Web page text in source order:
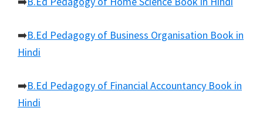
➡️B.Ed Pedagogy of Business Organisation Book in
Hindi
➡️B.Ed Pedagogy of Financial Accountancy Book in
Hindi